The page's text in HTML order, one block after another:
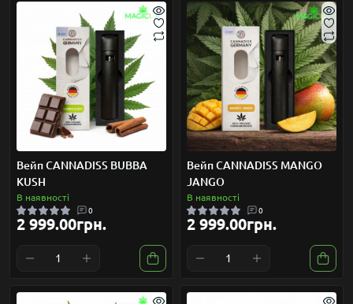
Вейп CANNADISS BUBBA
KUSH
В наявності
0
2 999.00грн.
Вейп CANNADISS MANGO
JANGO
В наявності
0
2 999.00грн.